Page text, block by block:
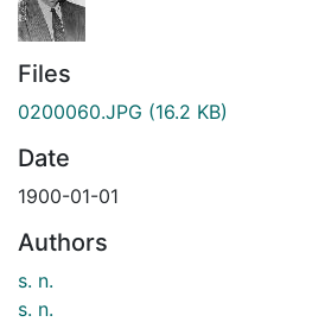
Files
0200060.JPG (16.2 KB)
Date
1900-01-01
Authors
s. n.
s. n.